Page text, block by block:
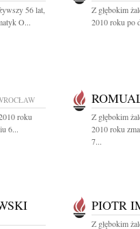
56 lat,
O...
Z głębokim
2010 roku po
roku
6...
Z głębokim
2010 roku
7...
PIOTR
Z głębokim